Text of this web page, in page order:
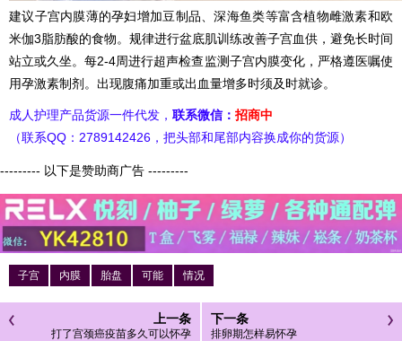
建议子宫内膜薄的孕妇增加豆制品、深海鱼类等富含植物雌激素和欧
米伽3脂肪酸的食物。规律进行盆底肌训练改善子宫血供，避免长时间
站立或久坐。每2-4周进行超声检查监测子宫内膜变化，严格遵医嘱使
用孕激素制剂。出现腹痛加重或出血量增多时须及时就诊。
成人护理产品货源一件代发， 联系微信： 招商中
（联系QQ：2789142426，把头部和尾部内容换成你的货源）
--------- 以下是赞助商广告 ---------
子宫 内膜 胎盘 可能 情况
上一条
打了宫颈癌疫苗多久可以怀孕
下一条
排卵期怎样易怀孕